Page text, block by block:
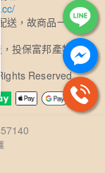
送，故商品一經售
投保富邦產物1億2
Reserved.